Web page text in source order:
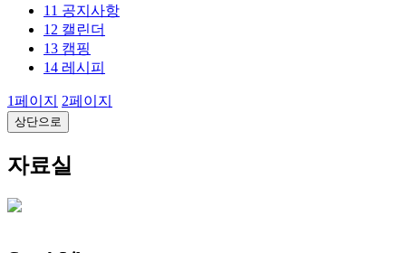
11 공지사항
12 캘린더
13 캠핑
14 레시피
1페이지 2페이지
상단으로
자료실